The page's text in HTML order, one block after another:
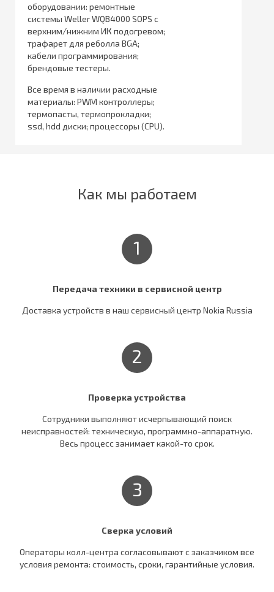
оборудовании: ремонтные
системы Weller WQB4000 SOPS с
верхним/нижним ИК подогревом;
трафарет для реболла BGA;
кабели программирования;
брендовые тестеры.
Все время в наличии расходные
материалы: PWM контроллеры;
термопасты, термопрокладки;
ssd, hdd диски; процессоры (CPU).
Как мы работаем
1
Передача техники в сервисной центр
Доставка устройств в наш сервисный центр Nokia Russia
2
Проверка устройства
Сотрудники выполняют исчерпывающий поиск
неисправностей: техническую, программно-аппаратную.
Весь процесс занимает какой-то срок.
3
Сверка условий
Операторы колл-центра согласовывают c заказчиком все
условия ремонта: стоимость, сроки, гарантийные условия.